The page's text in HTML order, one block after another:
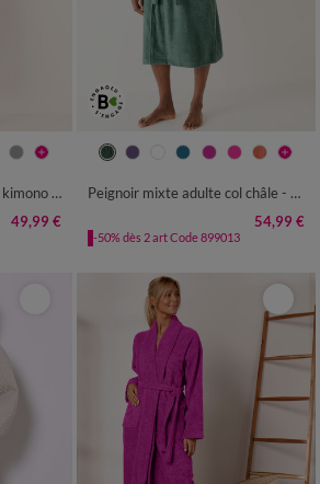
46/48
Peignoir mixte adulte col kimono - éponge bouclette 380 g/m²
49,99 €
34/36 38/40 42/44
46/48
Peignoir mixte adulte col châle - éponge bouclette 380 g/m²
54,99 €
-50% dès 2 art Code 899013